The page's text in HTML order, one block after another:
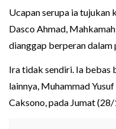
Ucapan serupa ia tujukan
Dasco Ahmad,
dianggap berperan
Ira tidak sendiri. Ia bebas
lainnya, Muhammad
Caksono, pada Jumat